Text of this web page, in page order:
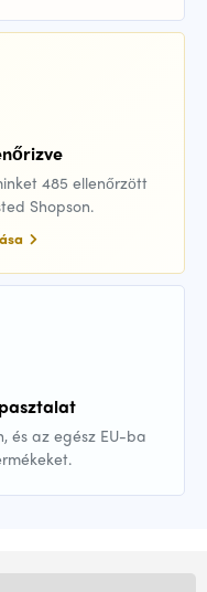
485 ellenőrzött
Shopson.
és az egész EU-ba